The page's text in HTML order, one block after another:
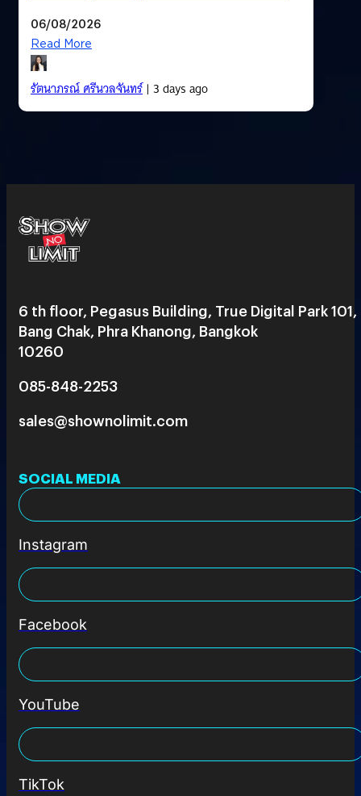
06/08/2026
Read More
รัตนาภรณ์ ศรีนวลจันทร์| 3 days ago
6 th floor, Pegasus Building, True Digital Park 101,
Bang Chak, Phra Khanong, Bangkok
10260
085-848-2253
sales@shownolimit.com
SOCIAL MEDIA
Instagram
Facebook
YouTube
TikTok